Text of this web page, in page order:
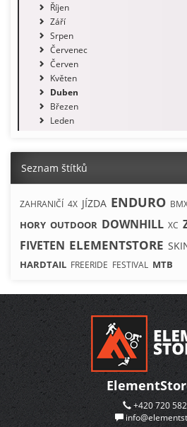
Říjen
Září
Srpen
Červenec
Červen
Květen
Duben
Březen
Leden
Seznam štítků
ZAHRANIČÍ 4X JÍZDA ENDURO
HORY OUTDOOR DOWNHILL XC
FIVETEN ELEMENTSTORE
HARDTAIL FREERIDE FESTIVAL MTB
+420 720